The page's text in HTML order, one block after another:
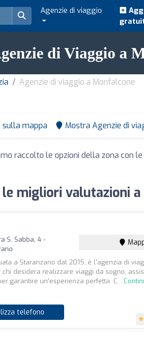
Agenzie di viaggio
di Viaggio a
Agenzie di viaggio a Monfalcone
sulla mappa Mostra Agenzie di
raccolto le opzioni della zona con
migliori valutazioni
S. Sabba, 4 -
a Staranzano dal 2015, è l'agenzia di
desidera realizzare viaggi da sogno,
garantire un'esperienza perfetta. C...
telefono